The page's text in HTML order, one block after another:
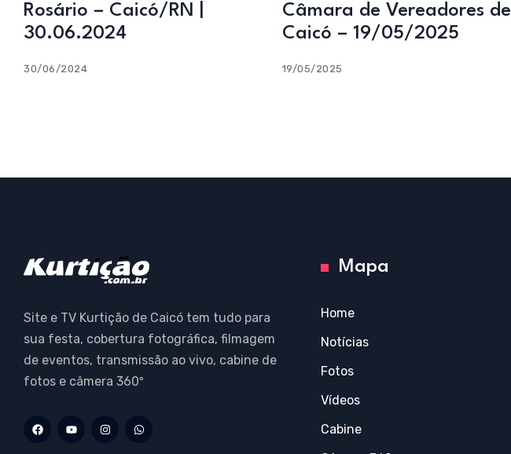
Rosário – Caicó/RN |
30.06.2024
30/06/2024
Câmara de Vereadores de
Caicó – 19/05/2025
19/05/2025
Site e TV Kurtição de Caicó tem tudo para
sua festa, cobertura fotográfica, filmagem
de eventos, transmissão ao vivo, cabine de
fotos e câmera 360º
Mapa
Home
Notícias
Fotos
Vídeos
Cabine